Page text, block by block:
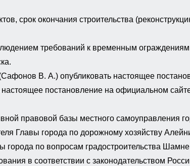
срок окончания строительства
требований к временным
В. А.) опубликовать настоящее
постановление на официальном
правовой базы местного самоуправления
Главы города по дорожному хозяйству
по вопросам градостроительства
в соответствии с законодательством